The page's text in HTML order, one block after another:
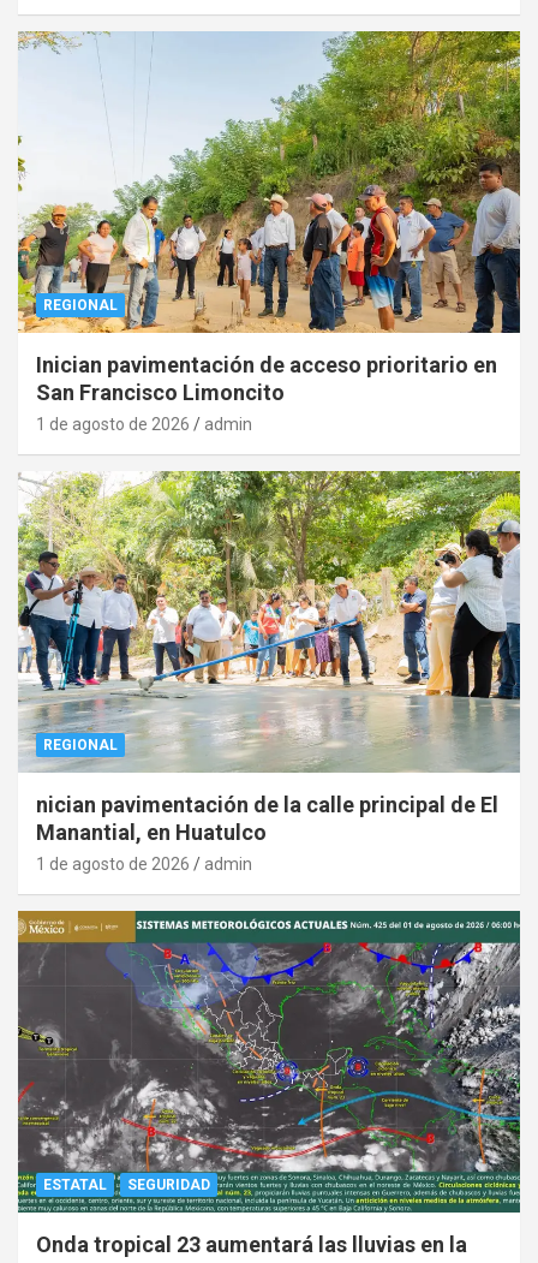
REGIONAL
Inician pavimentación de acceso prioritario en
San Francisco Limoncito
1 de agosto de 2026 admin
REGIONAL
nician pavimentación de la calle principal de El
Manantial, en Huatulco
1 de agosto de 2026 admin
ESTATAL SEGURIDAD
Onda tropical 23 aumentará las lluvias en la